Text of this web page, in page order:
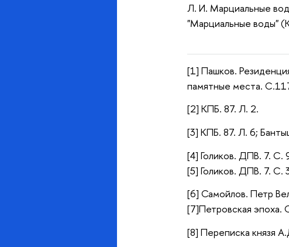
Л. И. Марциальные
"Марциальные воды"
[1] Пашков.
памятные места.
[2] КПБ. 87. Л. 2.
[3] КПБ. 87. Л. 6;
[4] Голиков. ДПВ. 7. С.
[5] Голиков. ДПВ. 7.
[6] Самойлов. Петр
[7]Петровская эпоха.
[8] Переписка князя